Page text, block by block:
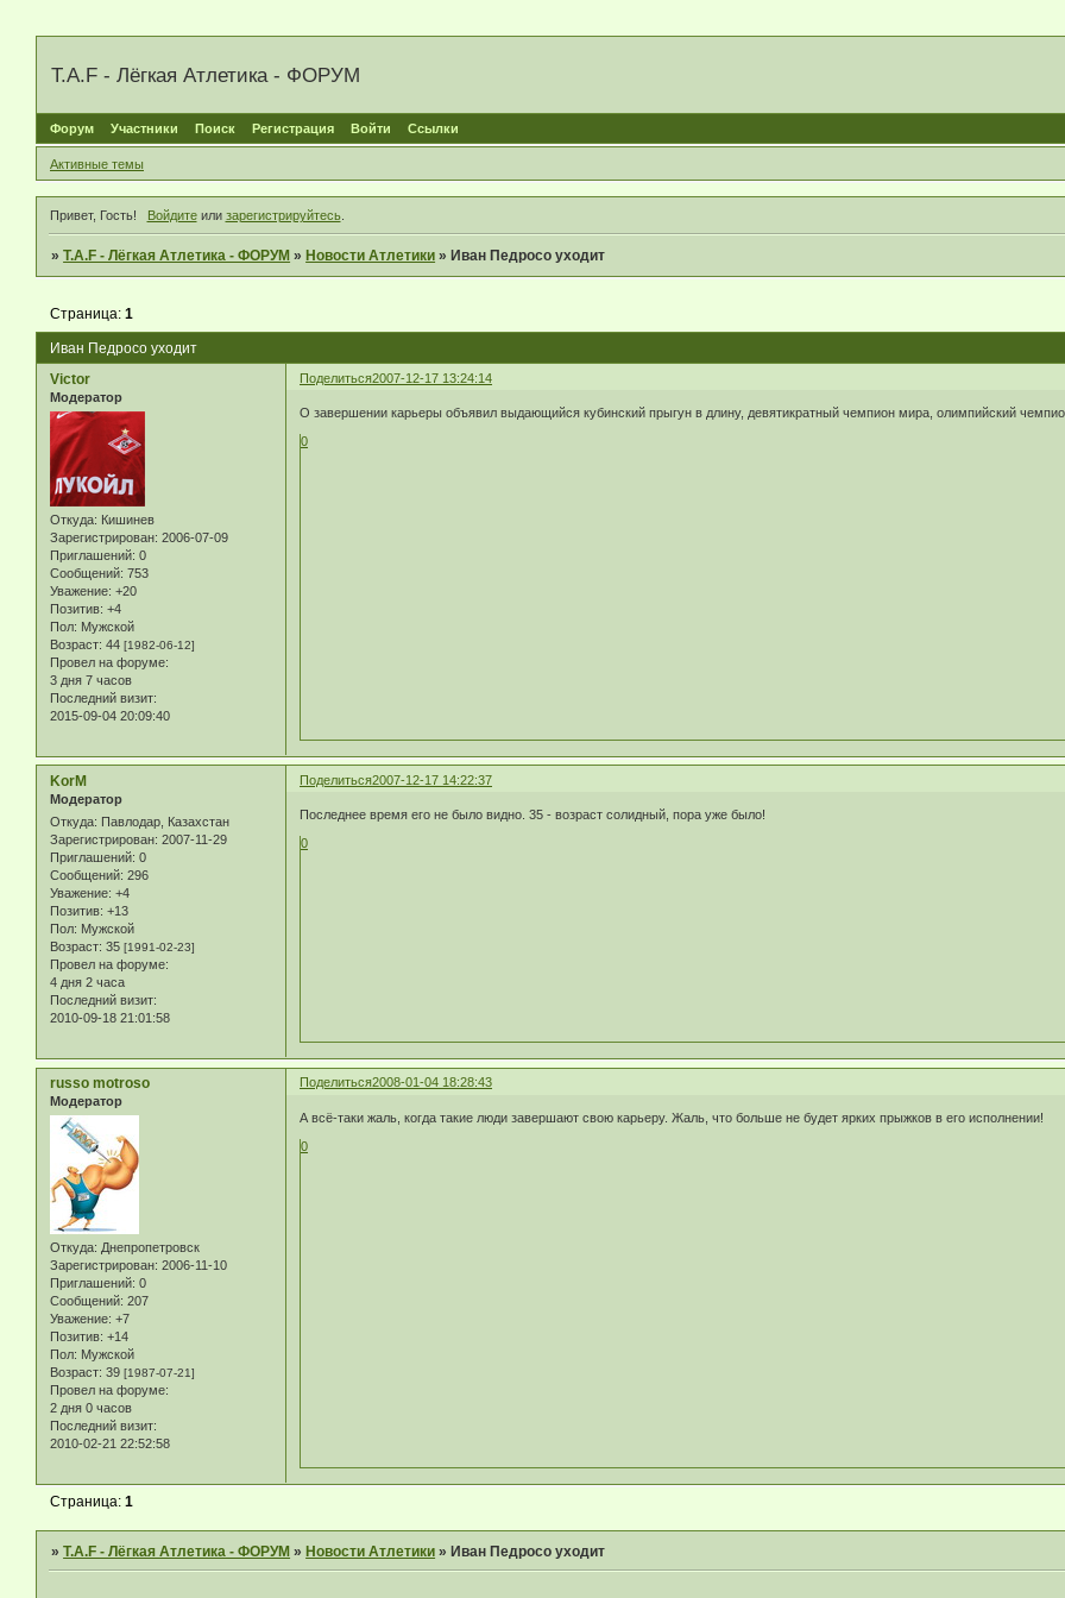
T.A.F - Лёгкая Атлетика - ФОРУМ
Форум Участники Поиск Регистрация Войти Ссылки
Активные темы
Привет, Гость! Войдитеили зарегистрируйтесь.
»T.A.F - Лёгкая Атлетика - ФОРУМ » Новости Атлетики » Иван Педросо уходит
Иван Педросо уходит
Страница:1
Поделиться2007-12-17 13:24:14
Victor
Модератор
Откуда: Кишинев
Зарегистрирован: 2006-07-09
Приглашений: 0
Сообщений: 753
Уважение: +20
Позитив: +4
Пол: Мужской
Возраст: 44 [1982-06-12]
Провел на форуме:
3 дня 7 часов
Последний визит:
2015-09-04 20:09:40
О завершении карьеры объявил выдающийся кубинский прыгун в длину, девятикратный чемпион мира, олимпийский
0
Поделиться2007-12-17 14:22:37
KorM
Модератор
Откуда: Павлодар, Казахстан
Зарегистрирован: 2007-11-29
Приглашений: 0
Сообщений: 296
Уважение: +4
Позитив: +13
Пол: Мужской
Возраст: 35 [1991-02-23]
Провел на форуме:
4 дня 2 часа
Последний визит:
2010-09-18 21:01:58
Последнее время его не было видно. 35 - возраст солидный, пора уже было!
0
Поделиться2008-01-04 18:28:43
russo motroso
Модератор
Откуда: Днепропетровск
Зарегистрирован: 2006-11-10
Приглашений: 0
Сообщений: 207
Уважение: +7
Позитив: +14
Пол: Мужской
Возраст: 39 [1987-07-21]
Провел на форуме:
2 дня 0 часов
Последний визит:
2010-02-21 22:52:58
А всё-таки жаль, когда такие люди завершают свою карьеру. Жаль, что больше не будет ярких прыжков в его исполнении!
0
Страница:1
»T.A.F - Лёгкая Атлетика - ФОРУМ » Новости Атлетики » Иван Педросо уходит